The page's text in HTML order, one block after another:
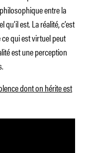
entre la
qu’il est. La réalité, c’est
qui est virtuel peut
est une perception
dont on hérite est